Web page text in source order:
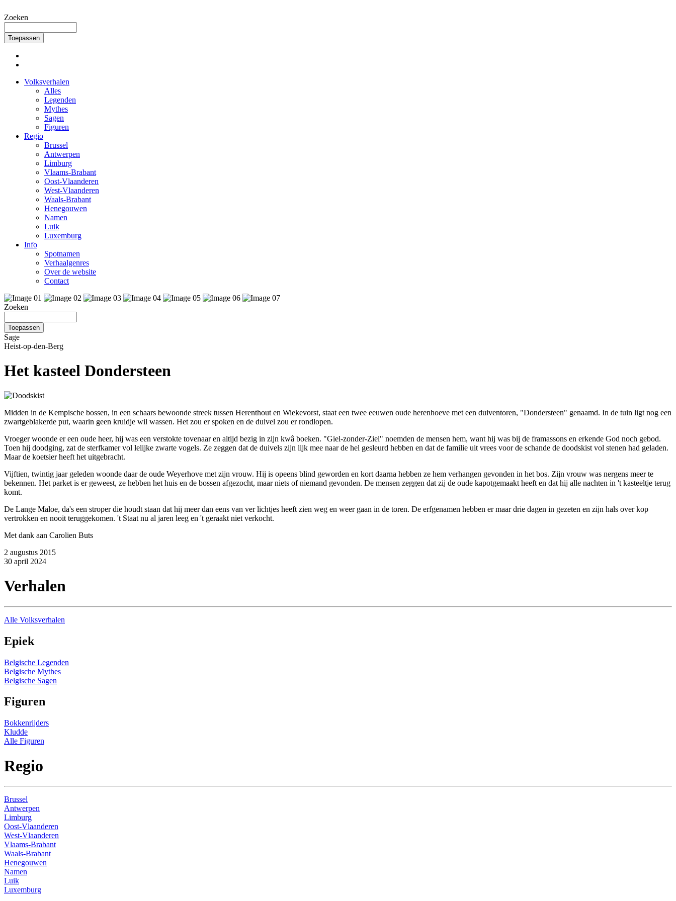
Zoeken
Volksverhalen
Alles
Legenden
Mythes
Sagen
Figuren
Regio
Brussel
Antwerpen
Limburg
Vlaams-Brabant
Oost-Vlaanderen
West-Vlaanderen
Waals-Brabant
Henegouwen
Namen
Luik
Luxemburg
Info
Spotnamen
Verhaalgenres
Over de website
Contact
Zoeken
Sage
Heist-op-den-Berg
Het kasteel Dondersteen
Midden in de Kempische bossen, in een schaars bewoonde streek tussen Herenthout en Wiekevorst, staat een twee eeuwen oude herenhoeve met een duiventoren, "Dondersteen" genaamd. In de tuin ligt nog een
zwartgeblakerde put, waarin geen kruidje wil wassen. Het zou er spoken en de duivel zou er rondlopen.
Vroeger woonde er een oude heer, hij was een verstokte tovenaar en altijd bezig in zijn kwâ boeken. "Giel-zonder-Ziel" noemden de mensen hem, want hij was bij de framassons en erkende God noch gebod.
Toen hij doodging, zat de sterfkamer vol lelijke zwarte vogels. Ze zeggen dat de duivels zijn lijk mee naar de hel gesleurd hebben en dat de familie uit vrees voor de schande de doodskist vol stenen had geladen.
Maar de koetsier heeft het uitgebracht.
Vijftien, twintig jaar geleden woonde daar de oude Weyerhove met zijn vrouw. Hij is opeens blind geworden en kort daarna hebben ze hem verhangen gevonden in het bos. Zijn vrouw was nergens meer te
bekennen. Het parket is er geweest, ze hebben het huis en de bossen afgezocht, maar niets of niemand gevonden. De mensen zeggen dat zij de oude kapotgemaakt heeft en dat hij alle nachten in 't kasteeltje terug
komt.
De Lange Maloe, da's een stroper die houdt staan dat hij meer dan eens van ver lichtjes heeft zien weg en weer gaan in de toren. De erfgenamen hebben er maar drie dagen in gezeten en zijn hals over kop
vertrokken en nooit teruggekomen. 't Staat nu al jaren leeg en 't geraakt niet verkocht.
Met dank aan Carolien Buts
2 augustus 2015
30 april 2024
Verhalen
Alle Volksverhalen
Epiek
Belgische Legenden
Belgische Mythes
Belgische Sagen
Figuren
Bokkenrijders
Kludde
Alle Figuren
Regio
Brussel
Antwerpen
Limburg
Oost-Vlaanderen
West-Vlaanderen
Vlaams-Brabant
Waals-Brabant
Henegouwen
Namen
Luik
Luxemburg